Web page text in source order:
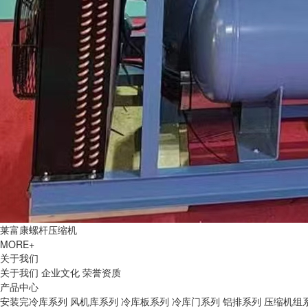
莱富康螺杆压缩机
MORE+
关于我们
关于我们 企业文化 荣誉资质
产品中心
安装完冷库系列 风机库系列 冷库板系列 冷库门系列 铝排系列 压缩机组